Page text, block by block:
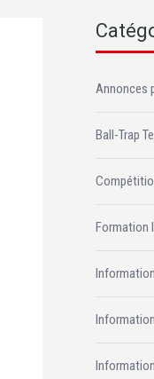
Annonces
Ball-Trap
Formation